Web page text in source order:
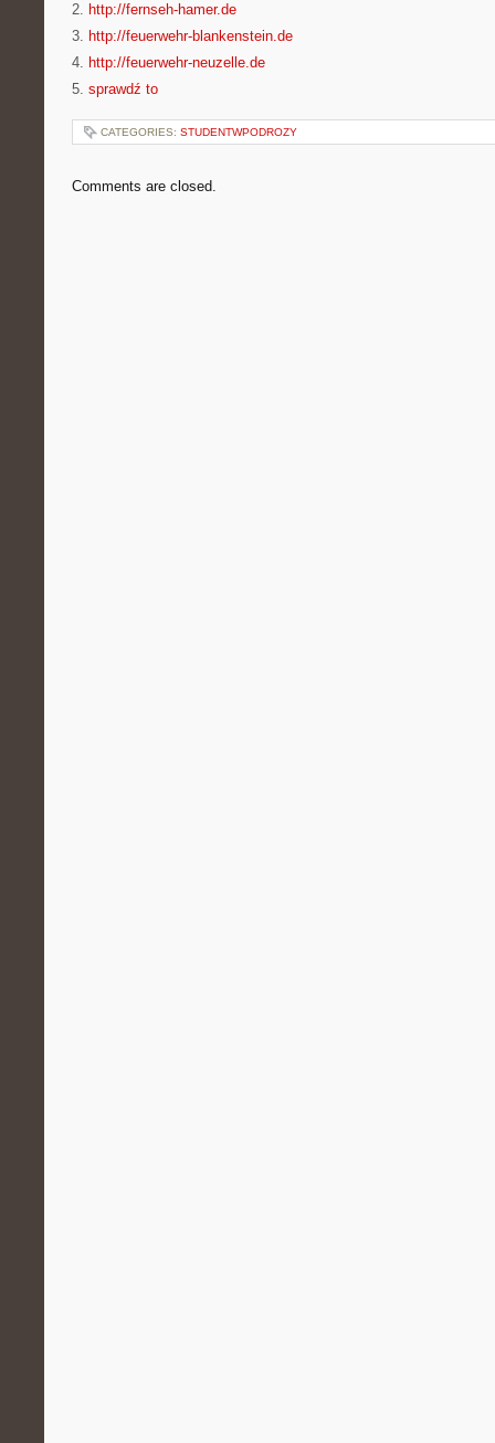
2. http://fernseh-hamer.de
3. http://feuerwehr-blankenstein.de
4. http://feuerwehr-neuzelle.de
5. sprawdź to
CATEGORIES: STUDENTWPODROZY
Comments are closed.